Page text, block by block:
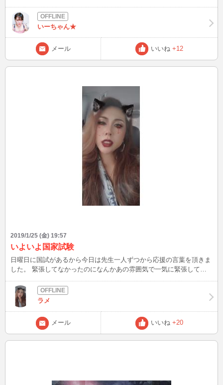
ら (オムライスが食べたいなぁ､､､)と思ってね。 食材を買ったんで
す。 スナップえんどうも買いました。(めちゃうまいですよねw) ふわ
とろオムライスが食べたくて豆乳とチーズも投入して(あ、、ダジャ
じなんだけど食べてしまいました。 そして次の日もまたオムライス
が食べたいってなって またオムライスを作りまして食べました(笑) そ
いーちゃん★
メール いいね +12
2019/1/25 (金) 19:57
いよいよ国家試験
日曜日に国試があるから今日は先生一人ずつから応援の言葉を頂きま
した。 緊張してなかったのになんかあの雰囲気で一気に緊張してき
きたことを焦らずに考えれば絶対に解けるから大丈夫！悔いのないよ
うにって言われたけど受かる気しないんだけど。。。そのくせ待機し
てるやんw 苦手な教科 こころとからだのしくみ、発達と老化、社会
の理解、認知症、 ほぼ全部（笑） 会場に行ったらやっぱ緊張するも
んなのかな？ それよりも好きな人からの連絡がきてると一瞬ド
キッとして嬉しくなるやつわかる？乙女な感じのやつ（笑） あれま
ラメ
メール いいね +20